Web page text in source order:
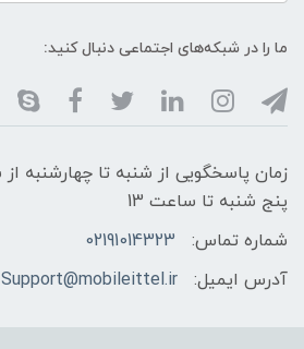
ما را در شبکه‌های اجتماعی دنبال کنید:
پنج شنبه تا ساعت 13
شماره تماس:
02191014323
آدرس ایمیل:
Support@mobileittel.ir